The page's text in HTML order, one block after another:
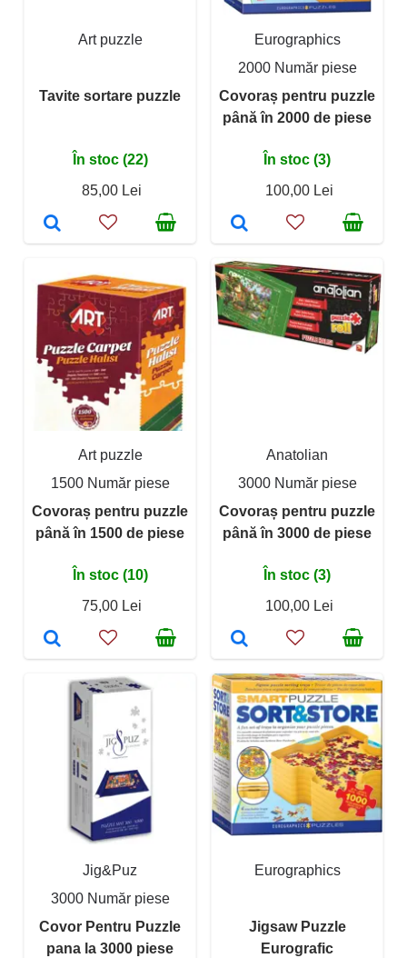
Art puzzle
Tavite sortare puzzle
În stoc (22)
85,00 Lei
Eurographics
2000 Număr piese
Covoraș pentru puzzle
până în 2000 de piese
În stoc (3)
100,00 Lei
Art puzzle
1500 Număr piese
Covoraș pentru puzzle
până în 1500 de piese
În stoc (10)
75,00 Lei
Anatolian
3000 Număr piese
Covoraș pentru puzzle
până în 3000 de piese
În stoc (3)
100,00 Lei
Jig&Puz
3000 Număr piese
Covor Pentru Puzzle
pana la 3000 piese
Eurographics
Jigsaw Puzzle
Eurografic